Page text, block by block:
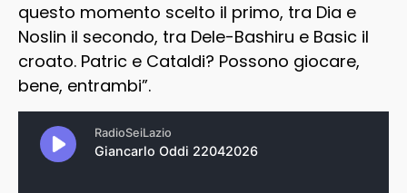
questo momento scelto il primo, tra Dia e
Noslin il secondo, tra Dele-Bashiru e Basic il
croato. Patric e Cataldi? Possono giocare,
bene, entrambi”.